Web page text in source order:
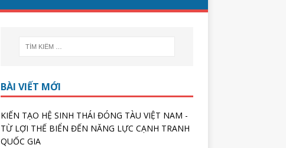
BÀI VIẾT MỚI
KIẾN TẠO HỆ SINH THÁI ĐÓNG TÀU VIỆT NAM -
TỪ LỢI THẾ BIỂN ĐẾN NĂNG LỰC CẠNH TRANH
QUỐC GIA